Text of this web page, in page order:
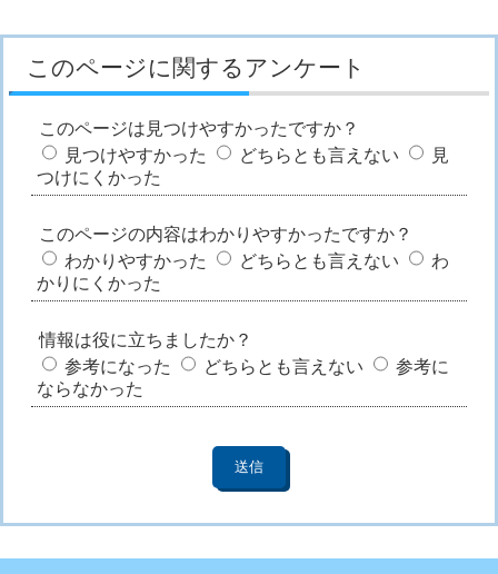
このページに関するアンケート
このページは見つけやすかったですか？
見つけやすかった
どちらとも言えない
見
つけにくかった
このページの内容はわかりやすかったですか？
わかりやすかった
どちらとも言えない
わ
かりにくかった
情報は役に立ちましたか？
参考になった
どちらとも言えない
参考に
ならなかった